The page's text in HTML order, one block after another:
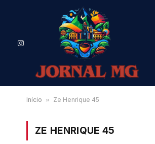
Instagram
Início » Ze Henrique 45
ZE HENRIQUE 45